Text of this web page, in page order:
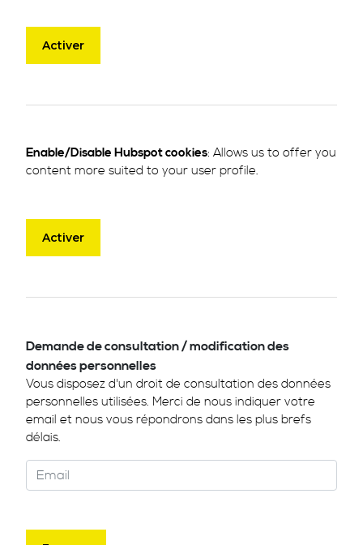
Activer
Enable/Disable Hubspot cookies: Allows us to offer you
content more suited to your user profile.
Activer
Demande de consultation / modification des
données personnelles
Vous disposez d'un droit de consultation des données
personnelles utilisées. Merci de nous indiquer votre
email et nous vous répondrons dans les plus brefs
délais.